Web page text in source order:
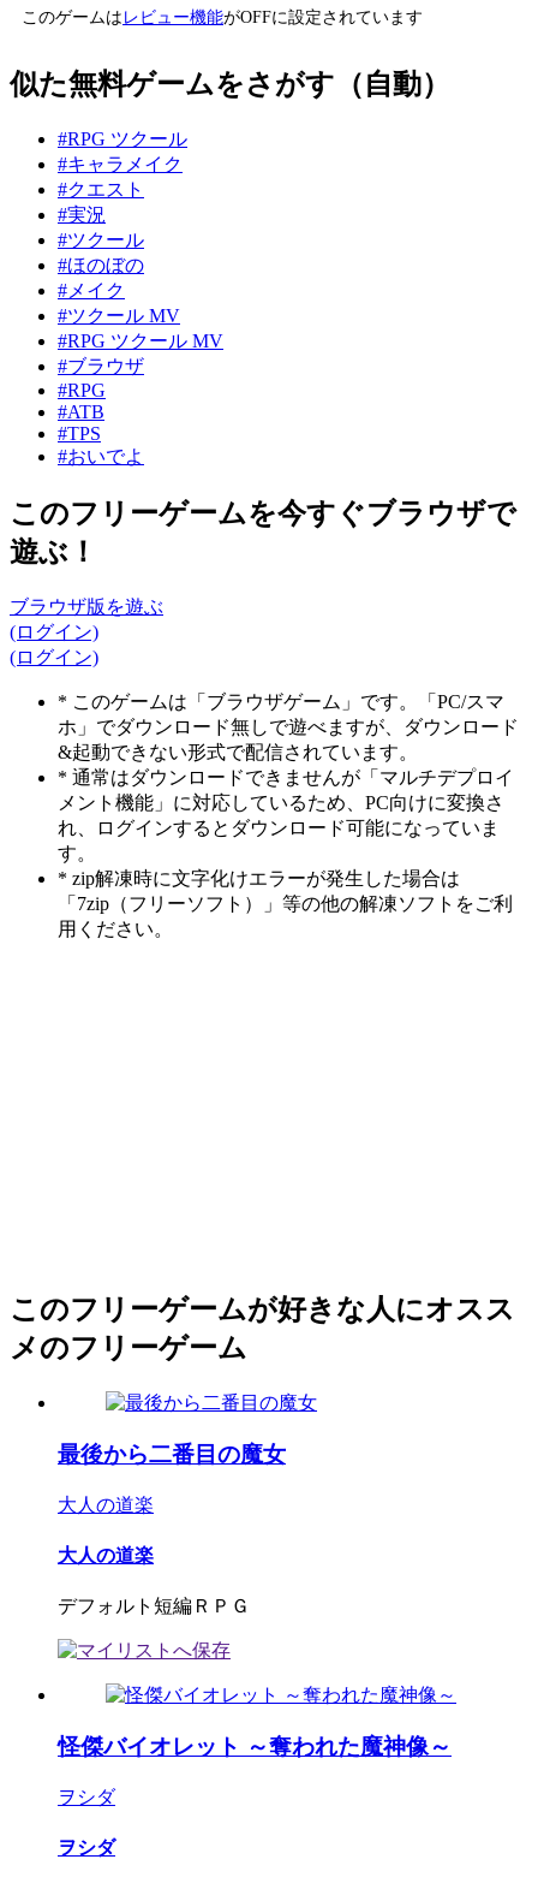
このゲームは レビュー機能がOFFに設定されています
似た無料ゲームをさがす（自動）
#RPG ツクール
#キャラメイク
#クエスト
#実況
#ツクール
#ほのぼの
#メイク
#ツクール MV
#RPG ツクール MV
#ブラウザ
#RPG
#ATB
#TPS
#おいでよ
このフリーゲームを今すぐブラウザで
遊ぶ！
ブラウザ版を遊ぶ
(ログイン)
(ログイン)
* このゲームは「ブラウザゲーム」です。「PC/スマ
ホ」でダウンロード無しで遊べますが、ダウンロード
&起動できない形式で配信されています。
* 通常はダウンロードできませんが「マルチデプロイ
メント機能」に対応しているため、PC向けに変換さ
れ、ログインするとダウンロード可能になっていま
す。
* zip解凍時に文字化けエラーが発生した場合は
「7zip（フリーソフト）」等の他の解凍ソフトをご利
用ください。
このフリーゲームが好きな人にオスス
メのフリーゲーム
最後から二番目の魔女
大人の道楽
大人の道楽
デフォルト短編ＲＰＧ
怪傑バイオレット ～奪われた魔神像～
ヲシダ
ヲシダ